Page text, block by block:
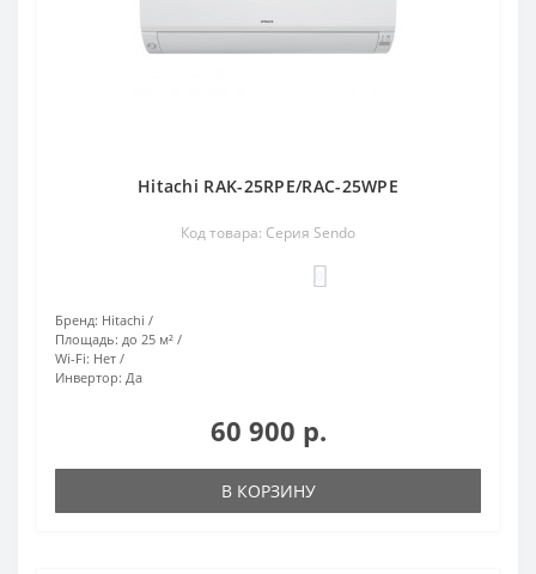
Hitachi RAK-25RPE/RAC-25WPE
Код товара: Серия Sendo
Бренд: Hitachi
Площадь: до 25 м²
Wi-Fi: Нет
Инвертор: Да
60 900 р.
В КОРЗИНУ